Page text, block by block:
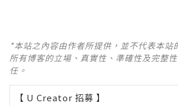
*本站之內容由作者所提供，並不代表本站
所有博客的立場、真實性、準確性及完整
任。
【 U Creator 招募 】